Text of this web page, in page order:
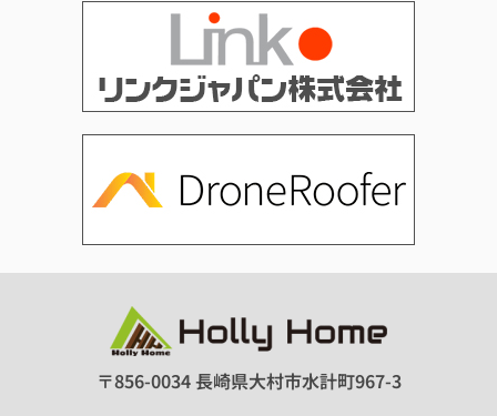
〒856-0034 長崎県大村市水計町967-3